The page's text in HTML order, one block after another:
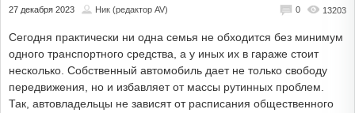
27 декабря 2023 Ник (редактор AV) 13203
0
Сегодня практически ни одна семья не обходится без минимум
одного транспортного средства, а у иных их в гараже стоит
несколько. Собственный автомобиль дает не только свободу
передвижения, но и избавляет от массы рутинных проблем.
Так, автовладельцы не зависят от расписания общественного